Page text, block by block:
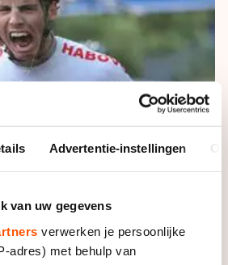
Advertentie-instellingen
van uw gegevens
verwerken je persoonlijke
adres) met behulp van
en skaten?